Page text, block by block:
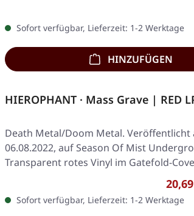
Sofort verfügbar, Lieferzeit: 1-2 Werktage
HINZUFÜGEN
HIEROPHANT · Mass Grave | RED
Death Metal/Doom Metal. Veröffentlicht
06.08.2022, auf Season Of Mist
Transparent rotes Vinyl im Gatefold-
Sofort verfügbar, Lieferzeit: 1-2 Werktage